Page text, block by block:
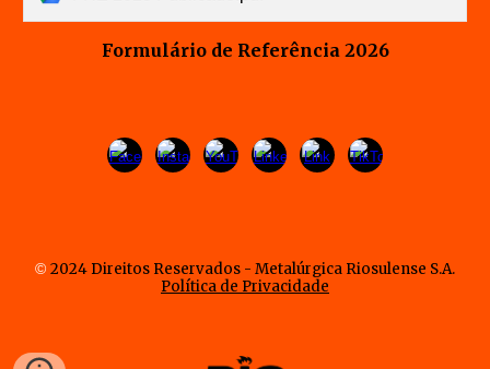
Formulário de Referência 2026
© 2024 Direitos Reservados - Metalúrgica Riosulense S.A.
Política de Privacidade